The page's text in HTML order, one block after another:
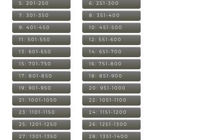
5: 201-250 6: 251-300
7: 301-350 8: 351-400
9: 401-450 10: 451-500
11: 501-550 12: 551-600
13: 601-650 14: 651-700
15: 701-750 16: 751-800
17: 801-850 18: 851-900
19: 901-950 20: 951-1000
21: 1001-1050 22: 1051-1100
23: 1101-1150 24: 1151-1200
25: 1201-1250 26: 1251-1300
27: 1301-1350 28: 1351-1400